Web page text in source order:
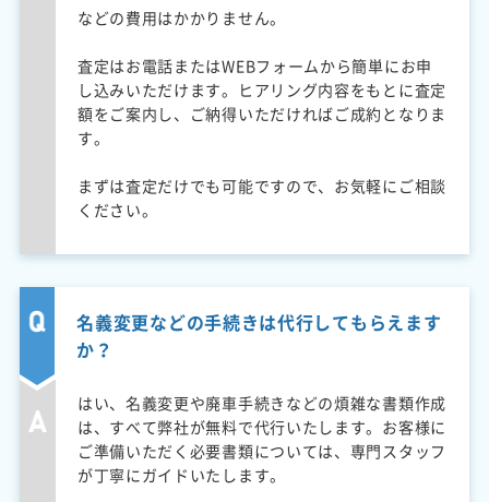
などの費用はかかりません。
査定はお電話またはWEBフォームから簡単にお申
し込みいただけます。ヒアリング内容をもとに査定
額をご案内し、ご納得いただければご成約となりま
す。
まずは査定だけでも可能ですので、お気軽にご相談
ください。
名義変更などの手続きは代行してもらえます
か？
はい、名義変更や廃車手続きなどの煩雑な書類作成
は、すべて弊社が無料で代行いたします。お客様に
ご準備いただく必要書類については、専門スタッフ
が丁寧にガイドいたします。